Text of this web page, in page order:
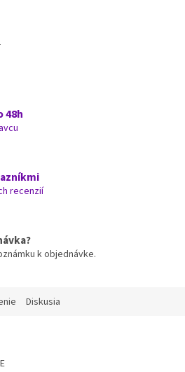
48h
recenzií
k objednávke.
Diskusia